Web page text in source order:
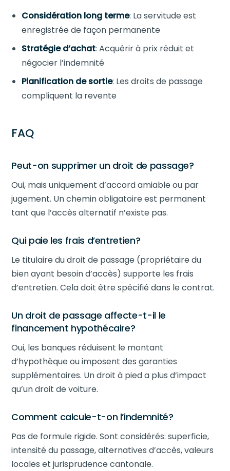
Considération long terme: La servitude est
enregistrée de façon permanente
Stratégie d’achat: Acquérir à prix réduit et
négocier l’indemnité
Planification de sortie: Les droits de passage
compliquent la revente
FAQ
Peut-on supprimer un droit de passage?
Oui, mais uniquement d’accord amiable ou par
jugement. Un chemin obligatoire est permanent
tant que l’accès alternatif n’existe pas.
Qui paie les frais d’entretien?
Le titulaire du droit de passage (propriétaire du
bien ayant besoin d’accès) supporte les frais
d’entretien. Cela doit être spécifié dans le contrat.
Un droit de passage affecte-t-il le
financement hypothécaire?
Oui, les banques réduisent le montant
d’hypothèque ou imposent des garanties
supplémentaires. Un droit à pied a plus d’impact
qu’un droit de voiture.
Comment calcule-t-on l’indemnité?
Pas de formule rigide. Sont considérés: superficie,
intensité du passage, alternatives d’accès, valeurs
locales et jurisprudence cantonale.